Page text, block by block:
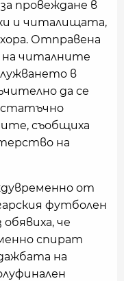
провеждане в
и читалищата,
Отправена
на читалните
в
да се
съобщиха
на
от
футболен
обявиха, че
спират
на